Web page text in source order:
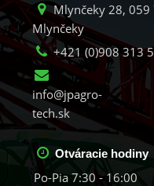
Mlynčeky 28, 059
Mlynčeky
+421 (0)908 313
info@jpagro-
tech.sk
Otváracie hodiny
Po-Pia 7:30 - 16:00